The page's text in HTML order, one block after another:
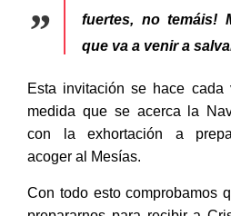
fuertes, no temáis!
que va a venir a
Esta invitación se hace cada
medida que se acerca la
con la exhortación a
acoger al Mesías.
Con todo esto comprobamos